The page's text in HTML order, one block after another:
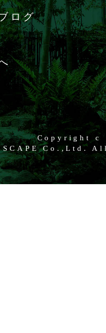
ログ
Copyright c
SCAPE Co.,Ltd.